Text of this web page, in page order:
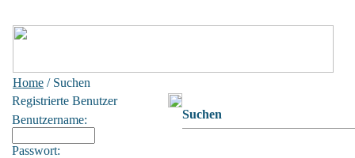
Home / Suchen
Registrierte Benutzer
Benutzername:
Passwort:
Suchen